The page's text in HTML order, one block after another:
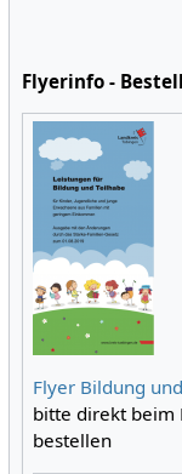
Flyerinfo -
Flyer Bildung
bitte direkt beim
bestellen